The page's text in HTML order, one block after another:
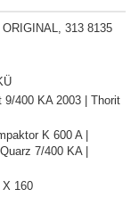
313 8135
9/400 KA 2003 | Thorit
K 600 A |
7/400 KA |
X 160